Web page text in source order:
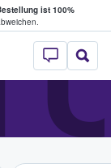
ist 100%
- Wo